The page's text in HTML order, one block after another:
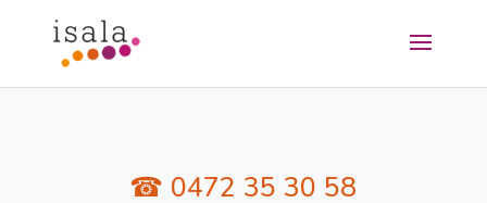
☎ 0472 35 30 58